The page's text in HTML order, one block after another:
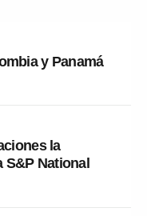
y Panamá
la
National